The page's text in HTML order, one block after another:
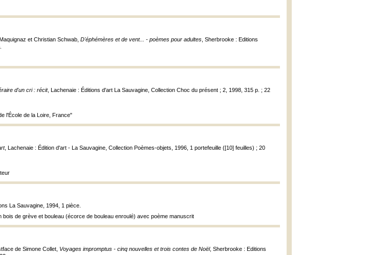
et Christian Schwab, D'éphémères et de vent... - poèmes pour adultes , Sherbrooke : Editions
d'un cri : récit, Lachenaie : Éditions d'art La Sauvagine, Collection Choc du présent ; 2, 1998, 315 p. ; 22
l'École de la Loire, France"
, Lachenaie : Édition d'art - La Sauvagine, Collection Poèmes-objets, 1996, 1 portefeuille ([10] feuilles) ; 20
La Sauvagine, 1994, 1 pièce.
bois de grève et bouleau (écorce de bouleau enroulé) avec poème manuscrit
de Simone Collet, Voyages impromptus - cinq nouvelles et trois contes de Noël, Sherbrooke : Editions